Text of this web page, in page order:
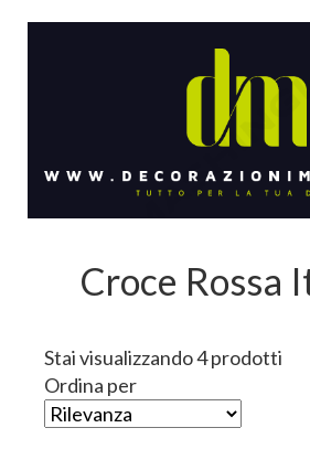
Croce Rossa
Stai visualizzando 4 prodotti
Ordina per